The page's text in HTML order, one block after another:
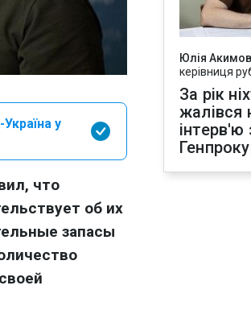
у
что
об их
запасы
Юлія
керівниця
За рік
жалівся
інтерв'ю